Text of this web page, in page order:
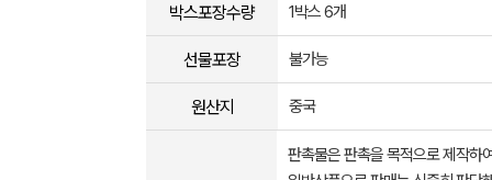
박스포장수량 1박스 6개
선물포장 불가능
원산지 중국
판촉물은 판촉을 목적으로 제작하